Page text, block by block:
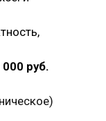
руб.